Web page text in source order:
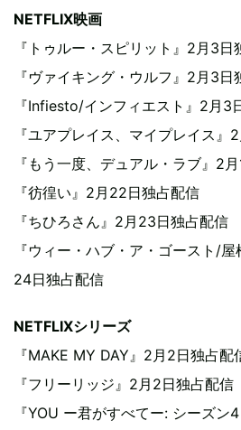
NETFLIX映画
『トゥルー・スピリット』2月3日
『ヴァイキング・ウルフ』2月3日
『Infiesto/インフィエスト』2月3
『ユアプレイス、マイプレイス』
『もう一度、デュアル・ラブ』2
『彷徨い』2月22日独占配信
『ちひろさん』2月23日独占配信
『ウィー・ハブ・ア・ゴースト/
24日独占配信
NETFLIXシリーズ
『MAKE MY DAY』2月2日独占配
『フリーリッジ』2月2日独占配信
『YOU ー君がすべてー: シーズン